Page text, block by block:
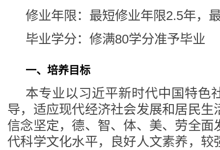
修业年限：最短修业年限2.5年，
毕业学分：修满80学分准予毕业
一、培养目标
本专业以习近平新时代中国特色
导，适应现代经济社会发展和居民生
信念坚定，德、智、体、美、劳全面
代科学文化水平，良好人文素养，较